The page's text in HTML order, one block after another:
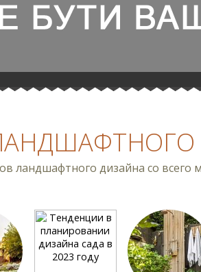
ландшафтного дизайна со всего